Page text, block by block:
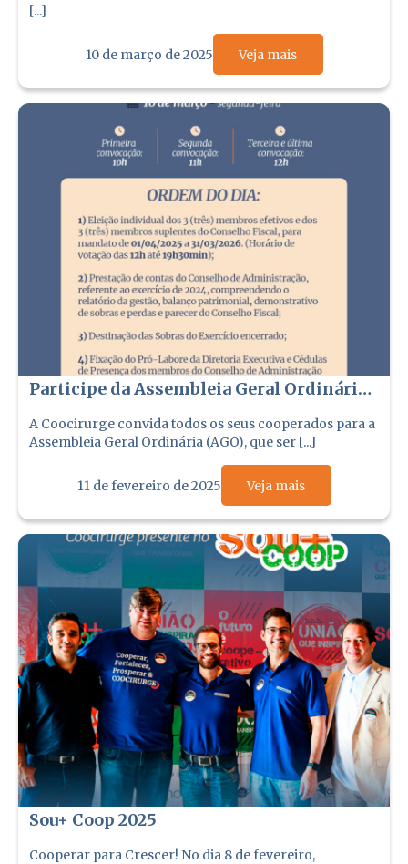
[...]
10 de março de 2025 Veja mais
Participe da Assembleia Geral Ordinária
da Coocirurge 2025
A Coocirurge convida todos os seus cooperados para a
Assembleia Geral Ordinária (AGO), que ser [...]
11 de fevereiro de 2025 Veja mais
Sou+ Coop 2025
Cooperar para Crescer! No dia 8 de fevereiro,